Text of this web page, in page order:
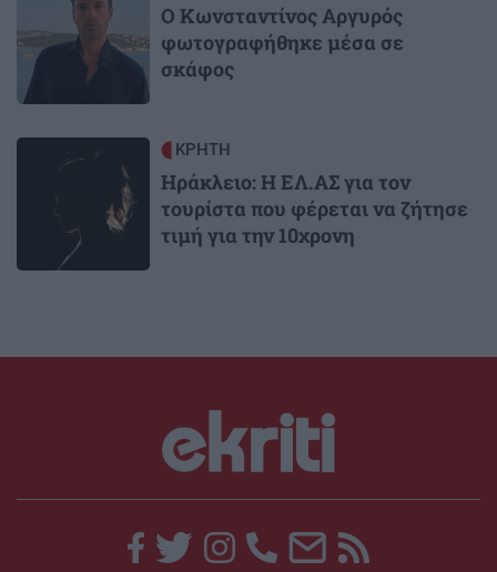
Ο Κωνσταντίνος Αργυρός
φωτογραφήθηκε μέσα σε
σκάφος
ΚΡΗΤΗ
Ηράκλειο: Η ΕΛ.ΑΣ για τον
τουρίστα που φέρεται να ζήτησε
τιμή για την 10χρονη